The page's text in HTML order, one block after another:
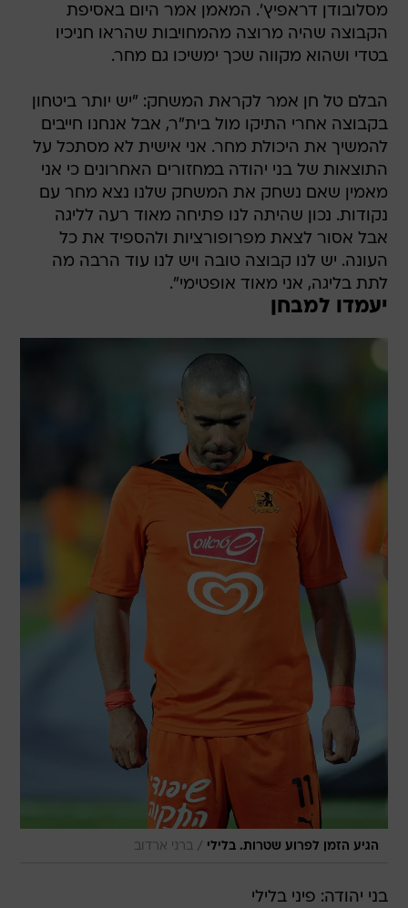
בטדי ושהוא מקווה שכך ימשיכו גם מחר.
הבלם טל חן אמר לקראת המשחק: "יש יותר ביטחון
להמשיך את היכולת מחר. אני אישית לא מסתכל על
התוצאות של בני יהודה במחזורים האחרונים כי אני
מאמין שאם נשחק את המשחק שלנו נצא מחר עם
נקודות. נכון שהיתה לנו פתיחה מאוד רעה לליגה
אבל אסור לצאת מפרופורציות ולהספיד את כל
העונה. יש לנו קבוצה טובה ויש לנו עוד הרבה מה
לתת בליגה, אני מאוד אופטימי".
יעמדו למבחן
הגיע הזמן לפרוע שטרות. בלילי / ברני ארדוב
בני יהודה: פיני בלילי
החלוץ שנכנס אט אט לכושר הראה ניצוצות מכשרונו